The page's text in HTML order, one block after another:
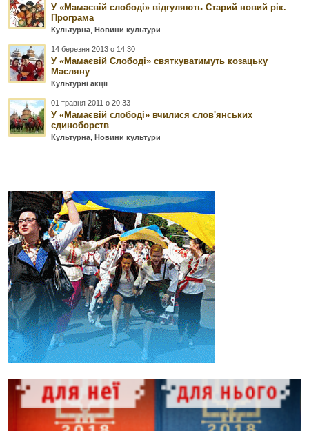
У «Мамаєвій слободі» відгуляють Старий новий рік.
Програма
Культурна ,Новини культури
14 березня 2013 о 14:30
У «Мамаєвій Слободі» святкуватимуть козацьку
Масляну
Культурні акції
01 травня 2011 о 20:33
У «Мамаєвій слободі» вчилися слов'янських
єдиноборств
Культурна ,Новини культури